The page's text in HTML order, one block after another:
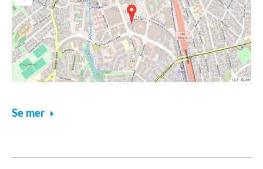
Se mer